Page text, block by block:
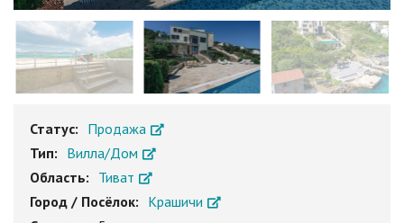
Статус: Продажа
Тип: Вилла/Дом
Область: Тиват
Город / Посёлок: Крашичи